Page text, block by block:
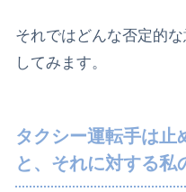
それではどんな否定的
してみます。
タクシー運転手は止
と、それに対する私